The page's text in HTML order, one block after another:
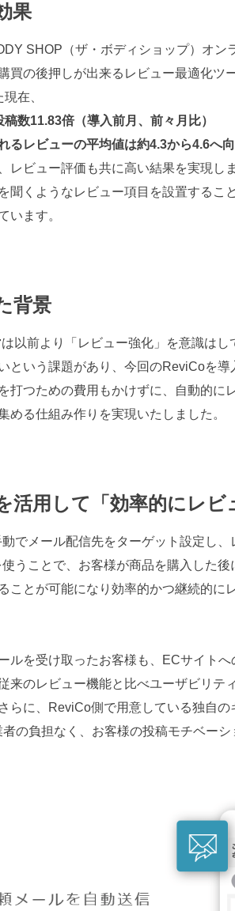
果
SHOP（ザ・ボディショップ）オン
買の後押しが出来るレビュー最適化ツ
在、
稿数11.83倍（導入前月、前々月比）
るレビューの平均値は約4.3から4.6へ
レビュー評価も共に高い結果を実現し
聞くようなレビュー項目を設置するこ
います。
背景
以前より「レビュー強化」を意識はし
という課題があり、今回のReviCoを
打つための費用もかけずに、自動的に
める仕組み作りを実現いたしました。
活用して「効率的にレビ
でメール配信先をターゲット設定し
うことで、お客様が商品を購入した
ことが可能になり効率的かつ継続的に
ルを受け取ったお客様も、ECサイト
来のレビュー機能と比べユーザビリテ
らに、ReviCo側で用意している独自
の負担なく、お客様の投稿モチベー